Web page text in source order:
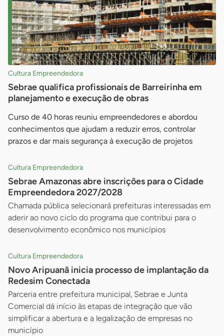
Cultura Empreendedora
Sebrae qualifica profissionais de Barreirinha em
planejamento e execução de obras
Curso de 40 horas reuniu empreendedores e abordou
conhecimentos que ajudam a reduzir erros, controlar
prazos e dar mais segurança à execução de projetos
Cultura Empreendedora
Sebrae Amazonas abre inscrições para o Cidade
Empreendedora 2027/2028
Chamada pública selecionará prefeituras interessadas em
aderir ao novo ciclo do programa que contribui para o
desenvolvimento econômico nos municípios
Cultura Empreendedora
Novo Aripuanã inicia processo de implantação da
Redesim Conectada
Parceria entre prefeitura municipal, Sebrae e Junta
Comercial dá início às etapas de integração que vão
simplificar a abertura e a legalização de empresas no
município